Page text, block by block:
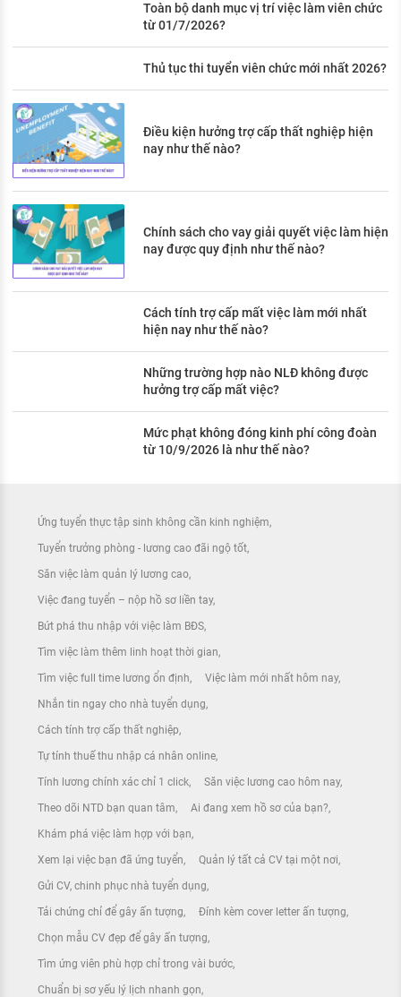
Toàn bộ danh mục vị trí việc làm viên chức
từ 01/7/2026?
Thủ tục thi tuyển viên chức mới nhất 2026?
Điều kiện hưởng trợ cấp thất nghiệp hiện
nay như thế nào?
Chính sách cho vay giải quyết việc làm hiện
nay được quy định như thế nào?
Cách tính trợ cấp mất việc làm mới nhất
hiện nay như thế nào?
Những trường hợp nào NLĐ không được
hưởng trợ cấp mất việc?
Mức phạt không đóng kinh phí công đoàn
từ 10/9/2026 là như thế nào?
Ứng tuyển thực tập sinh không cần kinh nghiệm
Tuyển trưởng phòng - lương cao đãi ngộ tốt
Săn việc làm quản lý lương cao
Việc đang tuyển – nộp hồ sơ liền tay
Bứt phá thu nhập với việc làm BĐS
Tìm việc làm thêm linh hoạt thời gian
Tìm việc full time lương ổn định Việc làm mới nhất hôm nay
Nhắn tin ngay cho nhà tuyển dụng
Cách tính trợ cấp thất nghiệp
Tự tính thuế thu nhập cá nhân online
Tính lương chính xác chỉ 1 click Săn việc lương cao hôm nay
Theo dõi NTD bạn quan tâm Ai đang xem hồ sơ của bạn?
Khám phá việc làm hợp với bạn
Xem lại việc bạn đã ứng tuyển Quản lý tất cả CV tại một nơi
Gửi CV, chinh phục nhà tuyển dụng
Tải chứng chỉ để gây ấn tượng Đính kèm cover letter ấn tượng
Chọn mẫu CV đẹp để gây ấn tượng
Tìm ứng viên phù hợp chỉ trong vài bước
Chuẩn bị sơ yếu lý lịch nhanh gọn